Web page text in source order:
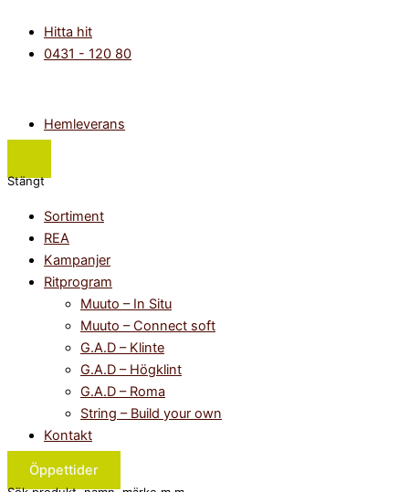
innehåll
Hitta hit
0431 - 120 80
Hemleverans
Stängt
Menu
Sortiment
REA
Kampanjer
Ritprogram
Muuto – In Situ
Muuto – Connect soft
G.A.D – Klinte
G.A.D – Högklint
G.A.D – Roma
String – Build your own
Kontakt
Öppettider
Menu